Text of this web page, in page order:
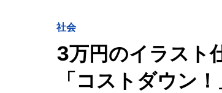
社会
3万円のイラス
「コストダウン